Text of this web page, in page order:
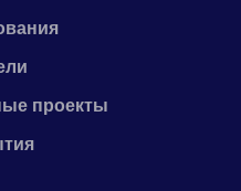
проекты